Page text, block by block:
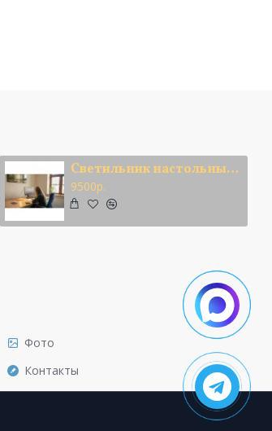
Светильник настольный Полумесяц
9500р.
Фото
Контакты